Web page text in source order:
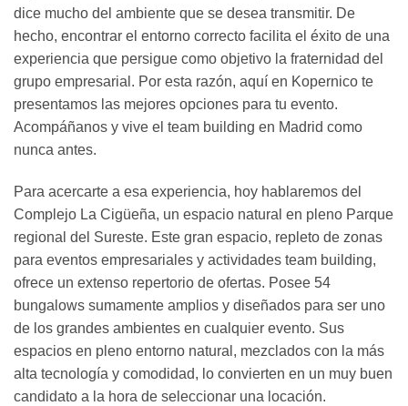
dice mucho del ambiente que se desea transmitir. De
hecho, encontrar el entorno correcto facilita el éxito de una
experiencia que persigue como objetivo la fraternidad del
grupo empresarial. Por esta razón, aquí en Kopernico te
presentamos las mejores opciones para tu evento.
Acompáñanos y vive el team building en Madrid como
nunca antes.
Para acercarte a esa experiencia, hoy hablaremos del
Complejo La Cigüeña, un espacio natural en pleno Parque
regional del Sureste. Este gran espacio, repleto de zonas
para eventos empresariales y actividades team building,
ofrece un extenso repertorio de ofertas. Posee 54
bungalows sumamente amplios y diseñados para ser uno
de los grandes ambientes en cualquier evento. Sus
espacios en pleno entorno natural, mezclados con la más
alta tecnología y comodidad, lo convierten en un muy buen
candidato a la hora de seleccionar una locación.